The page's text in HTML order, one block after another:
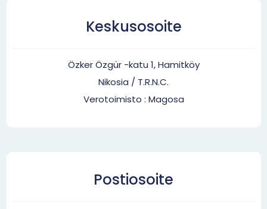
Keskusosoite
Özker Özgür -katu 1, Hamitköy
Nikosia / T.R.N.C.
Verotoimisto : Magosa
Postiosoite